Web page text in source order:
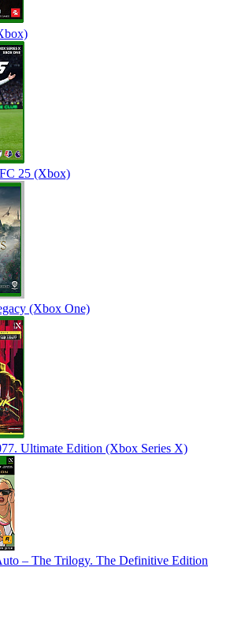
25 (Xbox)
(Xbox One)
Ultimate Edition (Xbox Series X)
– The Trilogy. The Definitive Edition